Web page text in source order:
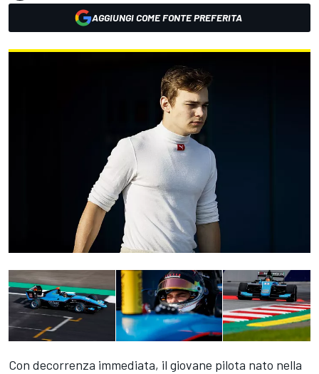
AGGIUNGI COME FONTE PREFERITA
Con decorrenza immediata, il giovane pilota nato nella